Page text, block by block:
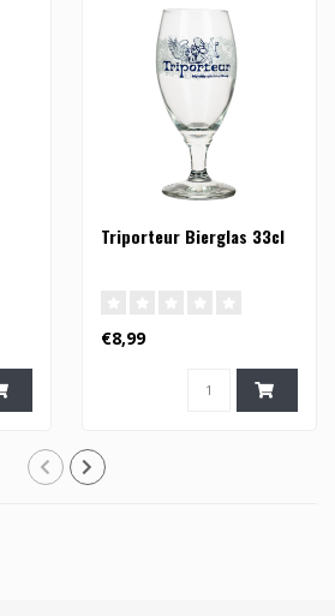
Triporteur Bierglas 33cl
€8,99